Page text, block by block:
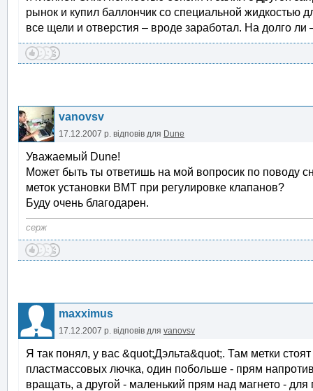
рынок и купил баллончик со специальной жидкостью
все щели и отверстия – вроде заработал. На долго
vanovsv
17.12.2007 р. відповів для Dune
Уважаемый Dune!
Может быть ты ответишь на мой вопросик по поводу
меток установки ВМТ при регулировке клапанов?
Буду очень благодарен.
серж
maxximus
17.12.2007 р. відповів для vanovsv
Я так понял, у вас &quot;Дэльта&quot;. Там метки
пластмассовых лючка, один побольше - прям
вращать, а другой - маленький прям над магнето -